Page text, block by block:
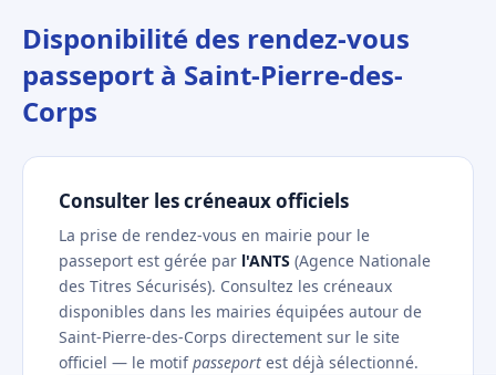
Disponibilité des rendez-vous
passeport à Saint-Pierre-des-
Corps
Consulter les créneaux officiels
La prise de rendez-vous en mairie pour le
passeport est gérée par l'ANTS (Agence Nationale
des Titres Sécurisés). Consultez les créneaux
disponibles dans les mairies équipées autour de
Saint-Pierre-des-Corps directement sur le site
officiel — le motifpasseport est déjà sélectionné.